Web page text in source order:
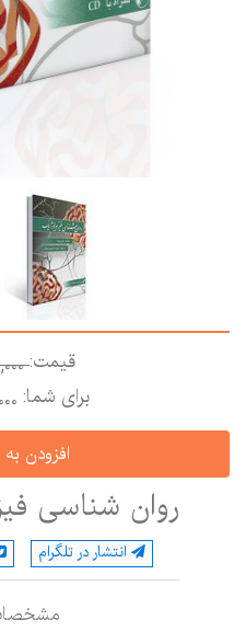
قیمت:9,500,000
برای شما:
روان شناسی
انتشار در تلگرام
مشخصات